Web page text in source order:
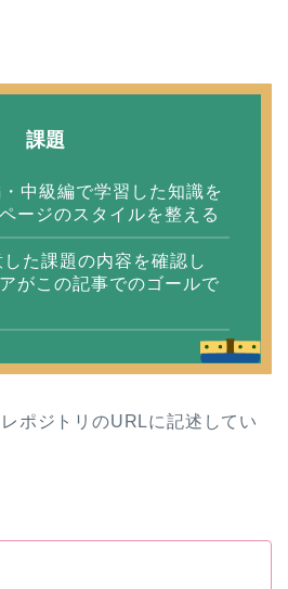
課題
中級編で学習した知識を
ージのスタイルを整える
た課題の内容を確認し
がこの記事でのゴールで
ポジトリのURLに記述してい